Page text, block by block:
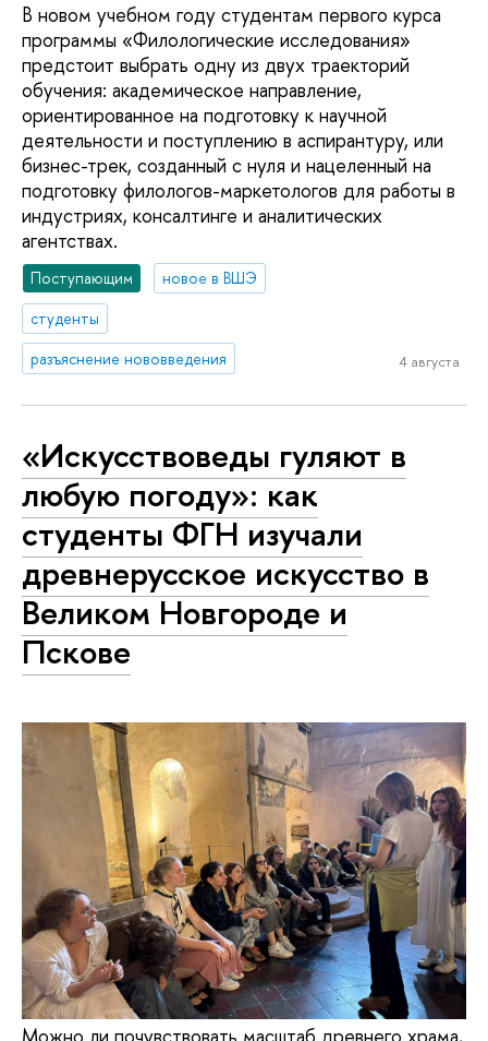
В новом учебном году студентам первого курса
программы «Филологические исследования»
предстоит выбрать одну из двух траекторий
обучения: академическое направление,
ориентированное на подготовку к научной
деятельности и поступлению в аспирантуру, или
бизнес-трек, созданный с нуля и нацеленный на
подготовку филологов-маркетологов для работы в
индустриях, консалтинге и аналитических
агентствах.
Поступающим
новое в ВШЭ
студенты
разъяснение нововведения
4 августа
«Искусствоведы гуляют в
любую погоду»: как
студенты ФГН изучали
древнерусское искусство в
Великом Новгороде и
Пскове